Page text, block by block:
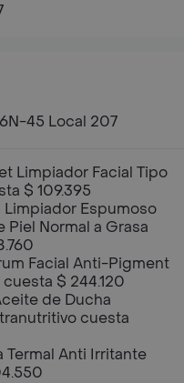
45 Local 207
Limpiador Facial Tipo
$ 109.395
Limpiador Espumoso
Piel Normal a Grasa
Facial Anti-Pigment
$ 244.120
de Ducha
cuesta
Termal Anti Irritante